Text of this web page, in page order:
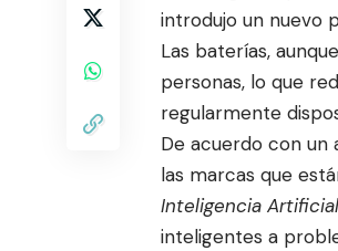
introdujo un nuevo
Las baterías,
personas, lo que
regularmente
De acuerdo con un
las marcas que
Inteligencia
inteligentes a